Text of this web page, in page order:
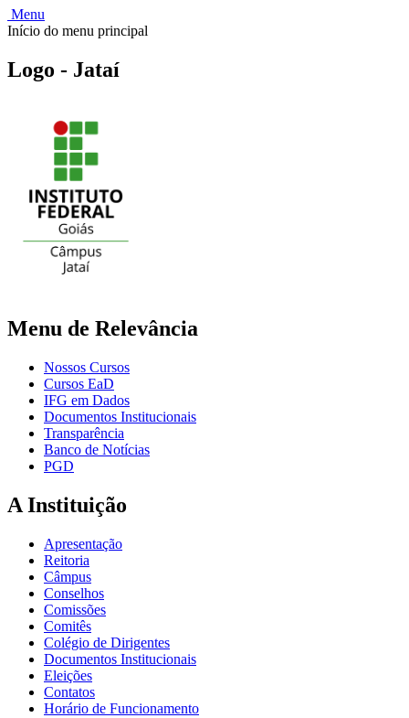
Menu
Início do menu principal
Logo - Jataí
Menu de Relevância
Nossos Cursos
Cursos EaD
IFG em Dados
Documentos Institucionais
Transparência
Banco de Notícias
PGD
A Instituição
Apresentação
Reitoria
Câmpus
Conselhos
Comissões
Comitês
Colégio de Dirigentes
Documentos Institucionais
Eleições
Contatos
Horário de Funcionamento